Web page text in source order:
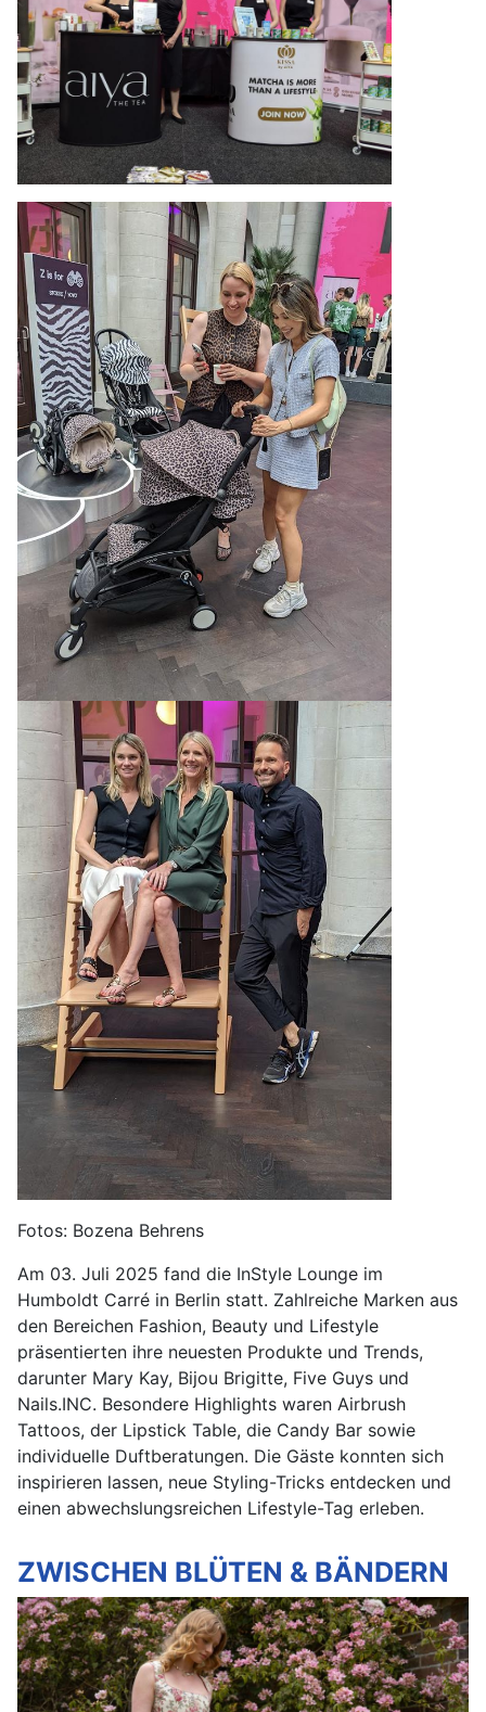
Fotos: Bozena Behrens
Am 03. Juli 2025 fand die InStyle Lounge im
Humboldt Carré in Berlin statt. Zahlreiche Marken aus
den Bereichen Fashion, Beauty und Lifestyle
präsentierten ihre neuesten Produkte und Trends,
darunter Mary Kay, Bijou Brigitte, Five Guys und
Nails.INC. Besondere Highlights waren Airbrush
Tattoos, der Lipstick Table, die Candy Bar sowie
individuelle Duftberatungen. Die Gäste konnten sich
inspirieren lassen, neue Styling-Tricks entdecken und
einen abwechslungsreichen Lifestyle-Tag erleben.
ZWISCHEN BLÜTEN & BÄNDERN